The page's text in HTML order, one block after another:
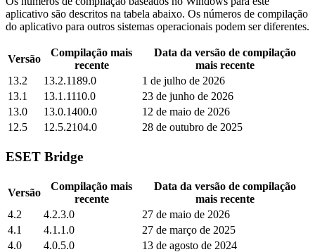
aplicativo são descritos na tabela abaixo. Os números de compilação
do aplicativo para outros sistemas operacionais podem ser diferentes.
Versão
Compilação mais
recente
Data da versão de compilação
mais recente
13.2
13.2.1189.0
1 de julho de 2026
13.1
13.1.1110.0
23 de junho de 2026
13.0
13.0.1400.0
12 de maio de 2026
12.5
12.5.2104.0 28 de outubro de 2025
ESET Bridge
Versão
Compilação mais
recente
Data da versão de compilação
mais recente
4.2
4.2.3.0
27 de maio de 2026
4.1
4.1.1.0
27 de março de 2025
4.0
4.0.5.0 13 de agosto de 2024